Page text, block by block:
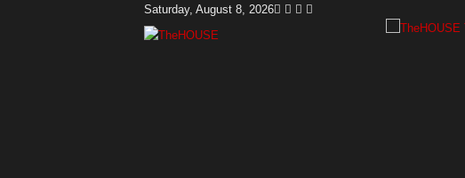
Saturday, August 8, 2026